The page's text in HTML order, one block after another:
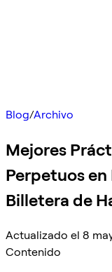
Blog/Archivo
Mejores
Perpetuos
Billetera de
Actualizado el 8
Contenido